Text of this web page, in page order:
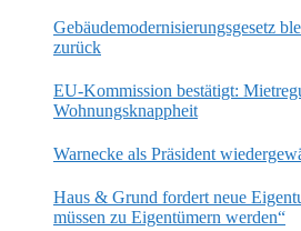
Gebäudemodernisierungsgesetz
zurück
EU-Kommission bestätigt:
Wohnungsknappheit
Warnecke als Präsident
Haus & Grund fordert neue
müssen zu Eigentümern werden“